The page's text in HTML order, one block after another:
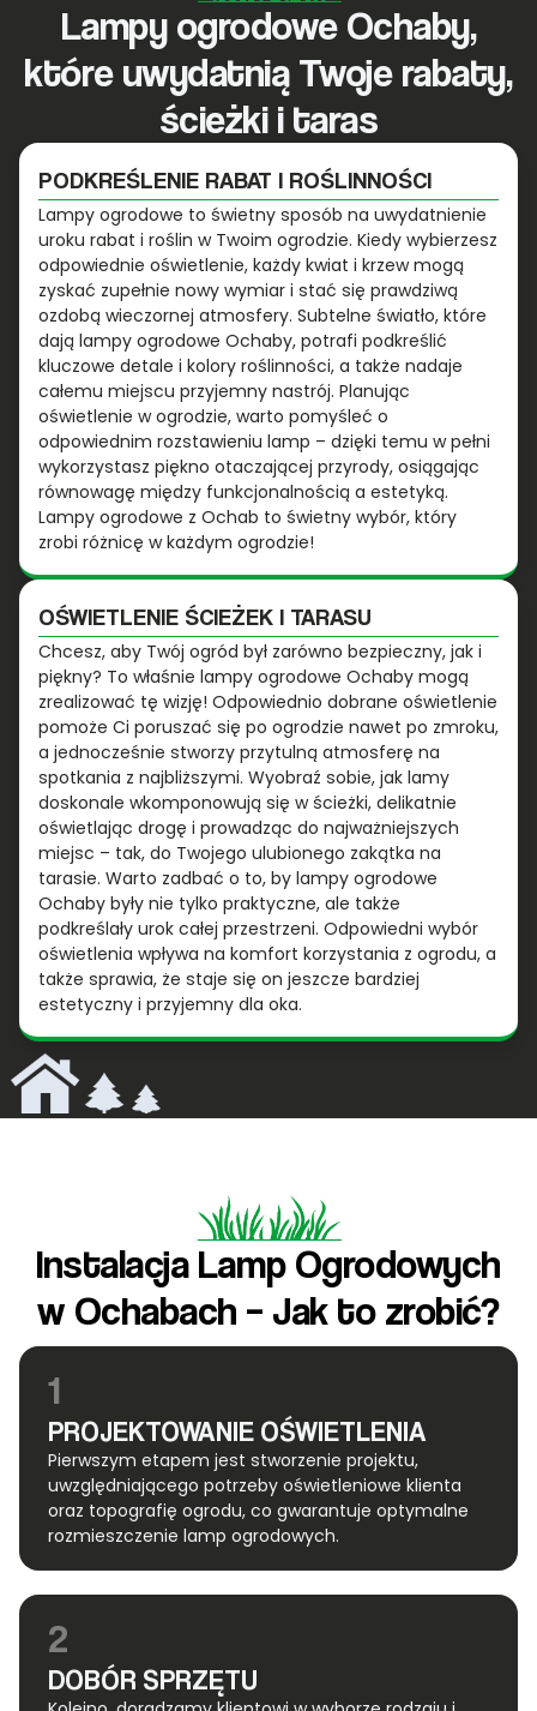
Lampy ogrodowe Ochaby,
które uwydatnią Twoje rabaty,
ścieżki i taras
PODKREŚLENIE RABAT I ROŚLINNOŚCI
Lampy ogrodowe to świetny sposób na uwydatnienie
uroku rabat i roślin w Twoim ogrodzie. Kiedy wybierzesz
odpowiednie oświetlenie, każdy kwiat i krzew mogą
zyskać zupełnie nowy wymiar i stać się prawdziwą
ozdobą wieczornej atmosfery. Subtelne światło, które
dają lampy ogrodowe Ochaby, potrafi podkreślić
kluczowe detale i kolory roślinności, a także nadaje
całemu miejscu przyjemny nastrój. Planując
oświetlenie w ogrodzie, warto pomyśleć o
odpowiednim rozstawieniu lamp – dzięki temu w pełni
wykorzystasz piękno otaczającej przyrody, osiągając
równowagę między funkcjonalnością a estetyką.
Lampy ogrodowe z Ochab to świetny wybór, który
zrobi różnicę w każdym ogrodzie!
OŚWIETLENIE ŚCIEŻEK I TARASU
Chcesz, aby Twój ogród był zarówno bezpieczny, jak i
piękny? To właśnie lampy ogrodowe Ochaby mogą
zrealizować tę wizję! Odpowiednio dobrane oświetlenie
pomoże Ci poruszać się po ogrodzie nawet po zmroku,
a jednocześnie stworzy przytulną atmosferę na
spotkania z najbliższymi. Wyobraź sobie, jak lamy
doskonale wkomponowują się w ścieżki, delikatnie
oświetlając drogę i prowadząc do najważniejszych
miejsc – tak, do Twojego ulubionego zakątka na
tarasie. Warto zadbać o to, by lampy ogrodowe
Ochaby były nie tylko praktyczne, ale także
podkreślały urok całej przestrzeni. Odpowiedni wybór
oświetlenia wpływa na komfort korzystania z ogrodu, a
także sprawia, że staje się on jeszcze bardziej
estetyczny i przyjemny dla oka.
Instalacja Lamp Ogrodowych
w Ochabach – Jak to zrobić?
1
PROJEKTOWANIE OŚWIETLENIA
Pierwszym etapem jest stworzenie projektu,
uwzględniającego potrzeby oświetleniowe klienta
oraz topografię ogrodu, co gwarantuje optymalne
rozmieszczenie lamp ogrodowych.
2
DOBÓR SPRZĘTU